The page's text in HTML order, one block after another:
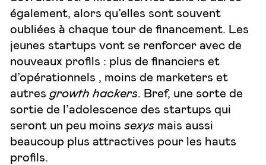
également, alors qu’elles sont souvent
oubliées à chaque tour de financement. Les
jeunes startups vont se renforcer avec de
nouveaux profils : plus de financiers et
d’opérationnels , moins de marketers et
autres growth hackers. Bref, une sorte de
sortie de l’adolescence des startups qui
seront un peu moins sexys mais aussi
beaucoup plus attractives pour les hauts
profils.